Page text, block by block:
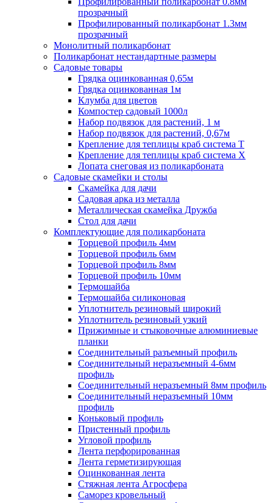
прозрачный
Профилированный поликарбонат 1.3мм
прозрачный
Монолитный поликарбонат
Поликарбонат нестандартные размеры
Садовые товары
Грядка оцинкованная 0,65м
Грядка оцинкованная 1м
Клумба для цветов
Компостер садовый 1000л
Набор подвязок для растений, 1 м
Набор подвязок для растений, 0,67м
Крепление для теплицы краб система Т
Крепление для теплицы краб система Х
Лопата снеговая из поликарбоната
Садовые скамейки и столы
Скамейка для дачи
Садовая арка из металла
Металлическая скамейка Дружба
Стол для дачи
Комплектующие для поликарбоната
Торцевой профиль 4мм
Торцевой профиль 6мм
Торцевой профиль 8мм
Торцевой профиль 10мм
Термошайба
Термошайба силиконовая
Уплотнитель резиновый широкий
Уплотнитель резиновый узкий
Прижимные и стыковочные алюминиевые
планки
Соединительный разъемный профиль
Соединительный неразъемный 4-6мм
профиль
Соединительный неразъемный 8мм профиль
Соединительный неразъемный 10мм
профиль
Коньковый профиль
Пристенный профиль
Угловой профиль
Лента перфорированная
Лента герметизирующая
Оцинкованная лента
Стяжная лента Агросфера
Саморез кровельный